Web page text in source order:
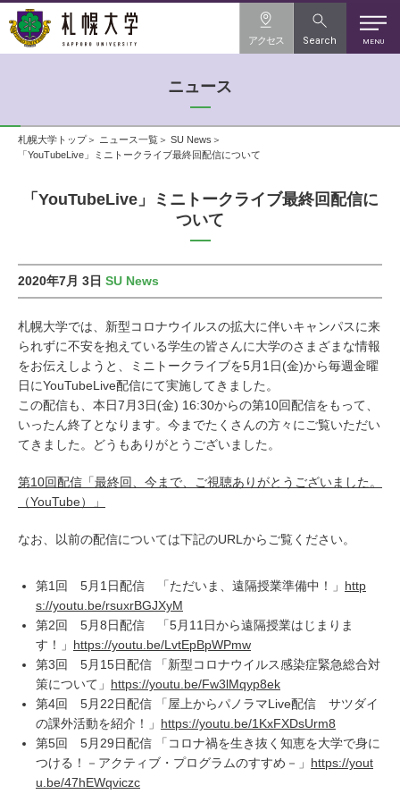
MENU
アクセス Search
ニュース
札幌大学トップ ニュース一覧
SU News
「YouTubeLive」ミニトークライブ最終回配信について
「YouTubeLive」ミニトークライブ最終回配信に
ついて
2020年7月 3日 SU News
札幌大学では、新型コロナウイルスの拡大に伴いキャンパスに来
られずに不安を抱えている学生の皆さんに大学のさまざまな情報
をお伝えしようと、ミニトークライブを5月1日(金)から毎週金曜
日にYouTubeLive配信にて実施してきました。
この配信も、本日7月3日(金) 16:30からの第10回配信をもって、
いったん終了となります。今までたくさんの方々にご覧いただい
てきました。どうもありがとうございました。
第10回配信「最終回、今まで、ご視聴ありがとうございました。
（YouTube）」
なお、以前の配信については下記のURLからご覧ください。
第1回 5月1日配信 「ただいま、遠隔授業準備中！」 http
s://youtu.be/rsuxrBGJXyM
第2回 5月8日配信 「5月11日から遠隔授業はじまりま
す！」 https://youtu.be/LvtEpBpWPmw
第3回 5月15日配信 「新型コロナウイルス感染症緊急総合対
策について」 https://youtu.be/Fw3lMqyp8ek
第4回 5月22日配信 「屋上からパノラマLive配信 サツダイ
の課外活動を紹介！」 https://youtu.be/1KxFXDsUrm8
第5回 5月29日配信 「コロナ禍を生き抜く知恵を大学で身に
つける！－アクティブ・プログラムのすすめ－」 https://yout
u.be/47hEWqviczc